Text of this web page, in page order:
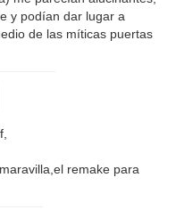
y podían dar lugar a
de las míticas puertas
remake para